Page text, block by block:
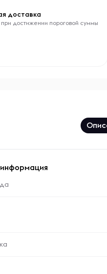
доставка
достижении пороговой суммы